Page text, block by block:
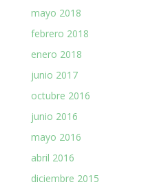
mayo 2018
febrero 2018
enero 2018
junio 2017
octubre 2016
junio 2016
mayo 2016
abril 2016
diciembre 2015